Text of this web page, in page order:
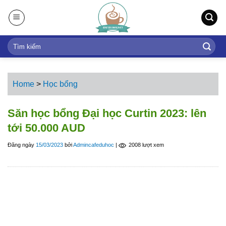
t
Home > Học bổng
Săn học bổng Đại học Curtin 2023: lên
tới 50.000 AUD
Đăng ngày 15/03/2023 bởiAdmincafeduhoc | 2008 lượt xem